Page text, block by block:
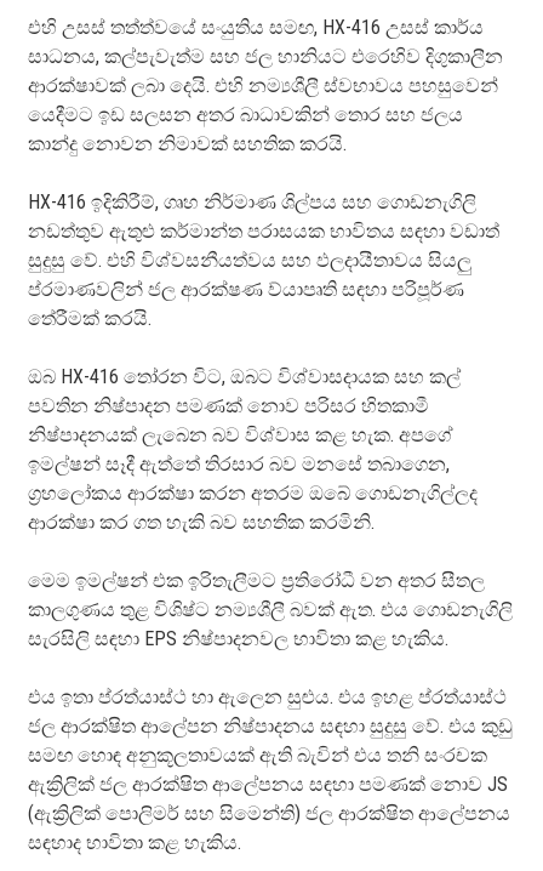
එහි උසස් තත්ත්වයේ සංයුතිය සමඟ, HX-416 උසස් කාර්ය
සාධනය, කල්පැවැත්ම සහ ජල හානියට එරෙහිව දිගුකාලීන
ආරක්ෂාවක් ලබා දෙයි. එහි නම්‍යශීලී ස්වභාවය පහසුවෙන්
යෙදීමට ඉඩ සලසන අතර බාධාවකින් තොර සහ ජලය
කාන්දු නොවන නිමාවක් සහතික කරයි.
HX-416 ඉදිකිරීම්, ගෘහ නිර්මාණ ශිල්පය සහ ගොඩනැගිලි
නඩත්තුව ඇතුළු කර්මාන්ත පරාසයක භාවිතය සඳහා වඩාත්
සුදුසු වේ. එහි විශ්වසනීයත්වය සහ ඵලදායීතාවය සියලු
ප්රමාණවලින් ජල ආරක්ෂණ ව්යාපෘති සඳහා පරිපූර්ණ
තේරීමක් කරයි.
ඔබ HX-416 තෝරන විට, ඔබට විශ්වාසදායක සහ කල්
පවතින නිෂ්පාදන පමණක් නොව පරිසර හිතකාමී
නිෂ්පාදනයක් ලැබෙන බව විශ්වාස කළ හැක. අපගේ
ඉමල්ෂන් සෑදී ඇත්තේ තිරසාර බව මනසේ තබාගෙන,
ග්‍රහලෝකය ආරක්ෂා කරන අතරම ඔබේ ගොඩනැගිල්ලද
ආරක්ෂා කර ගත හැකි බව සහතික කරමිනි.
මෙම ඉමල්ෂන් එක ඉරිතැලීමට ප්‍රතිරෝධී වන අතර සීතල
කාලගුණය තුළ විශිෂ්ට නම්‍යශීලී බවක් ඇත. එය ගොඩනැගිලි
සැරසිලි සඳහා EPS නිෂ්පාදනවල භාවිතා කළ හැකිය.
එය ඉතා ප්රත්යාස්ථ හා ඇලෙන සුළුය. එය ඉහළ ප්රත්යාස්ථ
ජල ආරක්ෂිත ආලේපන නිෂ්පාදනය සඳහා සුදුසු වේ. එය කුඩු
සමඟ හොඳ අනුකූලතාවයක් ඇති බැවින් එය තනි සංරචක
ඇක්‍රිලික් ජල ආරක්ෂිත ආලේපනය සඳහා පමණක් නොව JS
(ඇක්‍රිලික් පොලිමර් සහ සිමෙන්ති) ජල ආරක්ෂිත ආලේපනය
සඳහාද භාවිතා කළ හැකිය.